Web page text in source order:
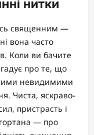
нитки
священним —
вона часто
Коли ви бачите
про те, що
невидимими
Чиста, яскраво-
пристрасть і
— про